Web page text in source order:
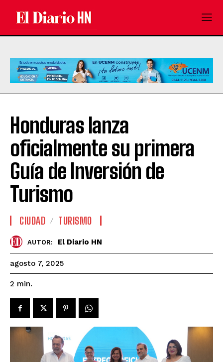
Honduras lanza
oficialmente su primera
Guía de Inversión de
Turismo
CIUDAD TURISMO
AUTOR: El Diario HN
agosto 7, 2025
2 min.